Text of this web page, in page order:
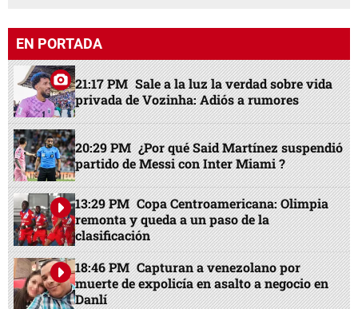
EN PORTADA
21:17 PM Sale a la luz la verdad sobre vida
privada de Vozinha: Adiós a rumores
20:29 PM ¿Por qué Said Martínez suspendió
partido de Messi con Inter Miami ?
13:29 PM Copa Centroamericana: Olimpia
remonta y queda a un paso de la
clasificación
18:46 PM Capturan a venezolano por
muerte de expolicía en asalto a negocio en
Danlí